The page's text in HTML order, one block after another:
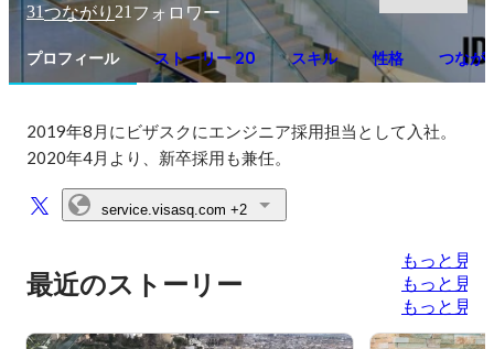
31つながり 21 フォロワー
プロフィール ストーリー 20 スキル 性格 つなが
2019年8月にビザスクにエンジニア採用担当として入社。
2020年4月より、新卒採用も兼任。
service.visasq.com +2
最近のストーリー
もっと見る
もっと見る
もっと見る